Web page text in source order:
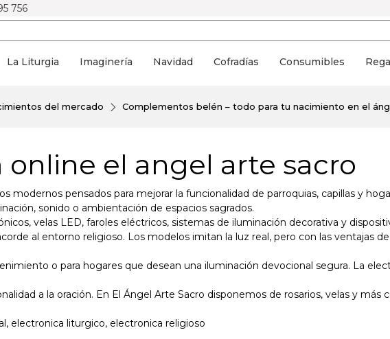
756
La Liturgia Imaginería Navidad Cofradías Consumibles
del mercado Complementos belén – todo para tu nacimiento en el
online el angel arte sacro
modernos pensados para mejorar la funcionalidad de parroquias, capillas y
sonido o ambientación de espacios sagrados.
velas LED, faroles eléctricos, sistemas de iluminación decorativa y
al entorno religioso. Los modelos imitan la luz real, pero con las ventajas
o para hogares que desean una iluminación devocional segura. La
a la oración. En El Ángel Arte Sacro disponemos de rosarios, velas y más
electronica liturgico, electronica religioso